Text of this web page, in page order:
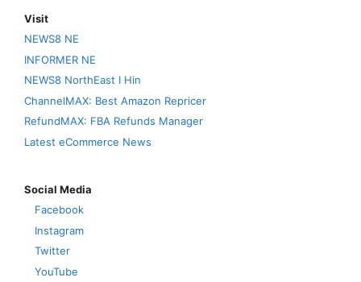
Visit
NEWS8 NE
INFORMER NE
NEWS8 NorthEast I Hin
ChannelMAX: Best Amazon Repricer
RefundMAX: FBA Refunds Manager
Latest eCommerce News
Social Media
Facebook
Instagram
Twitter
YouTube